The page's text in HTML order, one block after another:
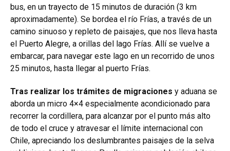
bus, en un trayecto de 15 minutos de duración (3 km
aproximadamente). Se bordea el río Frías, a través de un
camino sinuoso y repleto de paisajes, que nos lleva hasta
el Puerto Alegre, a orillas del lago Frías. Allí se vuelve a
embarcar, para navegar este lago en un recorrido de unos
25 minutos, hasta llegar al puerto Frías.
Tras realizar los trámites de migraciones y aduana se
aborda un micro 4×4 especialmente acondicionado para
recorrer la cordillera, para alcanzar por el punto más alto
de todo el cruce y atravesar el límite internacional con
Chile, apreciando los deslumbrantes paisajes de la selva